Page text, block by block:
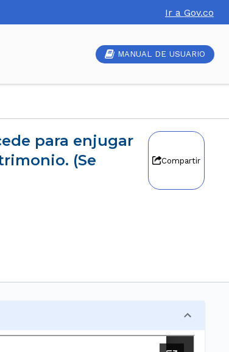
Ir a Gov.co
MANUAL DE USUARIO
(Se
Compartir